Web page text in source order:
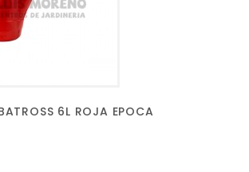
6L ROJA EPOCA